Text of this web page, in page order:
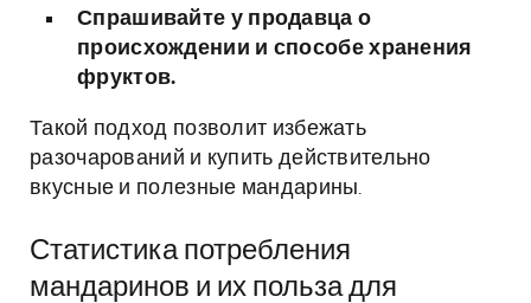
Спрашивайте у продавца о
происхождении и способе хранения
фруктов.
Такой подход позволит избежать
разочарований и купить действительно
вкусные и полезные мандарины.
Статистика потребления
мандаринов и их польза для